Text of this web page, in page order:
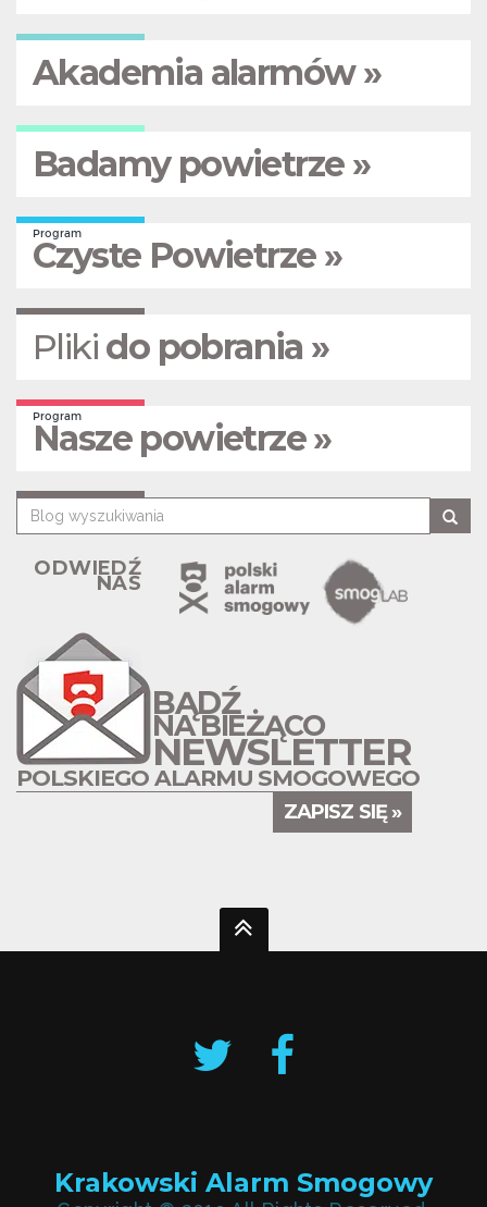
Akademia alarmów »
Badamy powietrze »
Program
Czyste Powietrze »
Pliki do pobrania »
Program
Nasze powietrze »
ODWIEDŹ
NAS
BĄDŹ
NA BIEŻĄCO
NEWSLETTER
POLSKIEGO ALARMU SMOGOWEGO
ZAPISZ SIĘ »
Krakowski Alarm Smogowy